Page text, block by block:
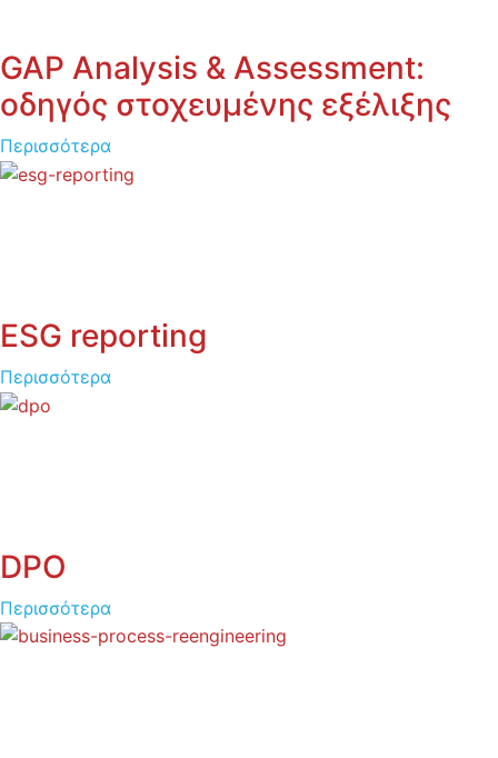
GAP Analysis & Assessment:
οδηγός στοχευμένης εξέλιξης
Περισσότερα
ESG reporting
Περισσότερα
DPO
Περισσότερα